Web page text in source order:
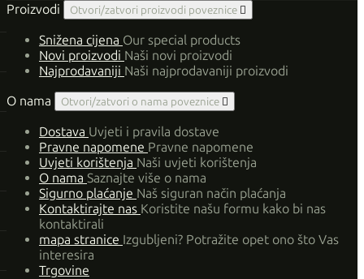
Proizvodi Otvori/zatvori proizvodi poveznice 
Snižena cijena Our special products
Novi proizvodi Naši novi proizvodi
Najprodavaniji Naši najprodavaniji proizvodi
O nama
Otvori/zatvori o nama poveznice 
Dostava Uvjeti i pravila dostave
Pravne napomene Pravne napomene
Uvjeti korištenja Naši uvjeti korištenja
O nama Saznajte više o nama
Sigurno plaćanje Naš siguran način plaćanja
Kontaktirajte nas Koristite našu formu kako bi nas
kontaktirali
mapa stranice Izgubljeni? Potražite opet ono što Vas
interesira
Trgovine